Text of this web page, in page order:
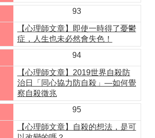
93
【心理師文章】即使一時得了憂鬱
症，人生也未必然會失色！
94
【心理師文章】2019世界自殺防
治日「同心協力防自殺」—如何覺
察自殺徵兆
95
【心理師文章】自殺的想法，是可